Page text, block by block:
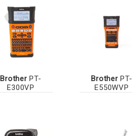
BrotherPT-
E300VP
BrotherPT-
E550WVP